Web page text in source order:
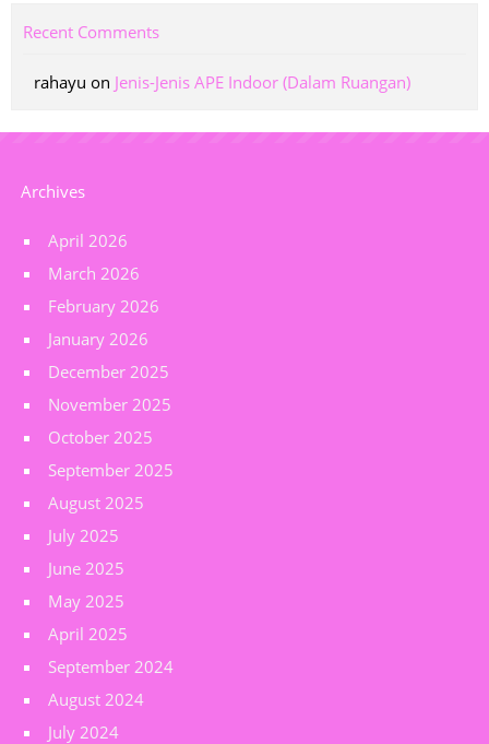
Recent Comments
rahayu on Jenis-Jenis APE Indoor (Dalam Ruangan)
Archives
April 2026
March 2026
February 2026
January 2026
December 2025
November 2025
October 2025
September 2025
August 2025
July 2025
June 2025
May 2025
April 2025
September 2024
August 2024
July 2024